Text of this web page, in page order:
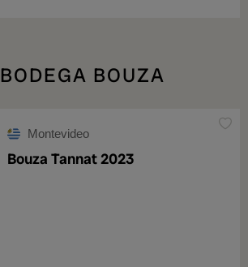
BODEGA BOUZA
Montevideo
Bouza Tannat 2023